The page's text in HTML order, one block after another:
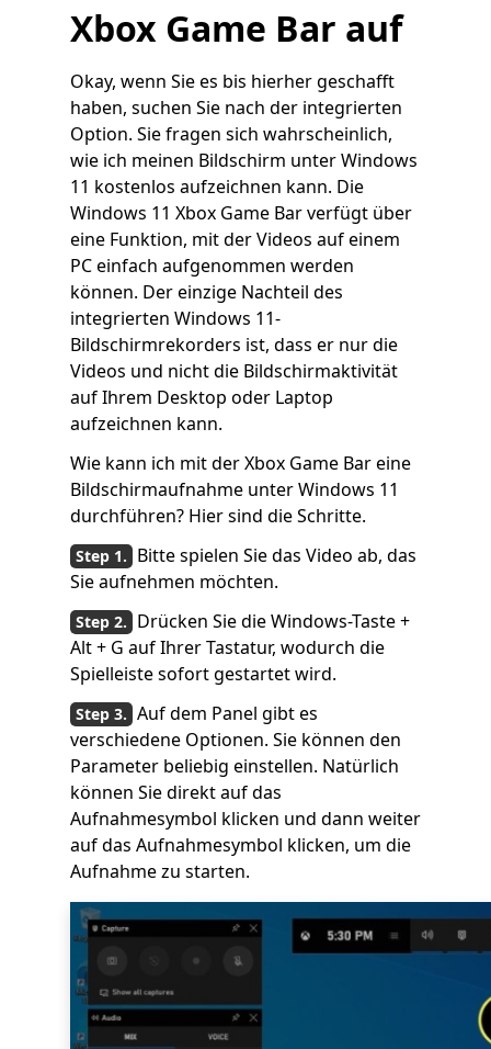
Xbox Game Bar auf
Okay, wenn Sie es bis hierher geschafft
haben, suchen Sie nach der integrierten
Option. Sie fragen sich wahrscheinlich,
wie ich meinen Bildschirm unter Windows
11 kostenlos aufzeichnen kann. Die
Windows 11 Xbox Game Bar verfügt über
eine Funktion, mit der Videos auf einem
PC einfach aufgenommen werden
können. Der einzige Nachteil des
integrierten Windows 11-
Bildschirmrekorders ist, dass er nur die
Videos und nicht die Bildschirmaktivität
auf Ihrem Desktop oder Laptop
aufzeichnen kann.
Wie kann ich mit der Xbox Game Bar eine
Bildschirmaufnahme unter Windows 11
durchführen? Hier sind die Schritte.
Bitte spielen Sie das Video ab, das
Sie aufnehmen möchten.
Drücken Sie die Windows-Taste +
Alt + G auf Ihrer Tastatur, wodurch die
Spielleiste sofort gestartet wird.
Auf dem Panel gibt es
verschiedene Optionen. Sie können den
Parameter beliebig einstellen. Natürlich
können Sie direkt auf das
Aufnahmesymbol klicken und dann weiter
auf das Aufnahmesymbol klicken, um die
Aufnahme zu starten.